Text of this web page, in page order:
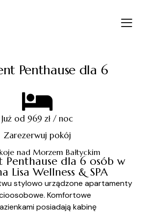
Penthause dla 6
Już od 969 zł / noc
Zarezerwuj pokój
nad Morzem Bałtyckim
Penthause dla 6 osób w
Lisa Wellness & SPA
stylowo urządzone apartamenty
Komfortowe
posiadają kabinę